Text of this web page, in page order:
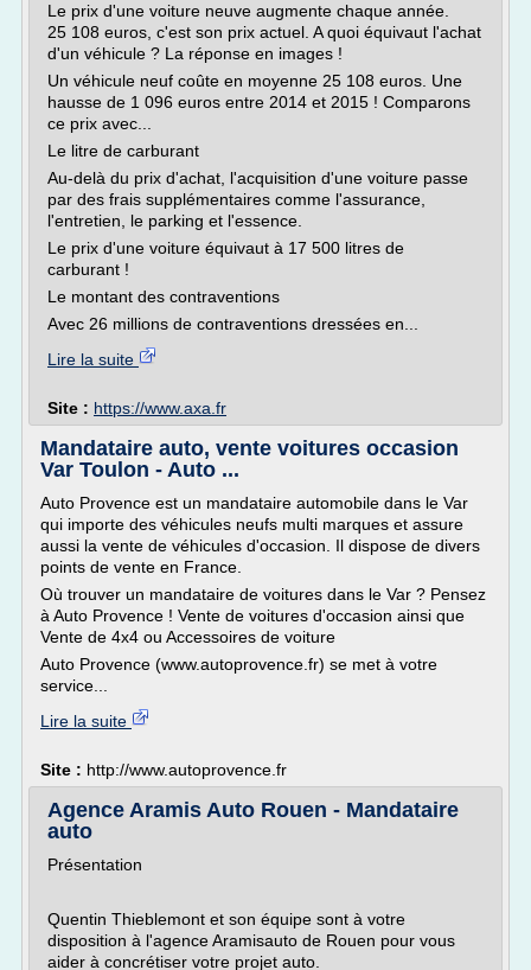
Le prix d'une voiture neuve augmente chaque année.
25 108 euros, c'est son prix actuel. A quoi équivaut l'achat
d'un véhicule ? La réponse en images !
Un véhicule neuf coûte en moyenne 25 108 euros. Une
hausse de 1 096 euros entre 2014 et 2015 ! Comparons
ce prix avec...
Le litre de carburant
Au-delà du prix d'achat, l'acquisition d'une voiture passe
par des frais supplémentaires comme l'assurance,
l'entretien, le parking et l'essence.
Le prix d'une voiture équivaut à 17 500 litres de
carburant !
Le montant des contraventions
Avec 26 millions de contraventions dressées en...
Lire la suite
Site : https://www.axa.fr
Mandataire auto, vente voitures occasion
Var Toulon - Auto ...
Auto Provence est un mandataire automobile dans le Var
qui importe des véhicules neufs multi marques et assure
aussi la vente de véhicules d'occasion. Il dispose de divers
points de vente en France.
Où trouver un mandataire de voitures dans le Var ? Pensez
à Auto Provence ! Vente de voitures d'occasion ainsi que
Vente de 4x4 ou Accessoires de voiture
Auto Provence (www.autoprovence.fr) se met à votre
service...
Lire la suite
Site : http://www.autoprovence.fr
Agence Aramis Auto Rouen - Mandataire
auto
Présentation
Quentin Thieblemont et son équipe sont à votre
disposition à l'agence Aramisauto de Rouen pour vous
aider à concrétiser votre projet auto.